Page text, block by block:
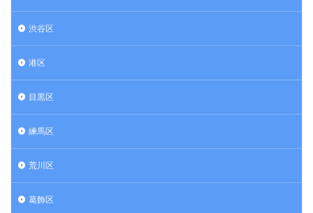
渋谷区
港区
目黒区
練馬区
荒川区
葛飾区